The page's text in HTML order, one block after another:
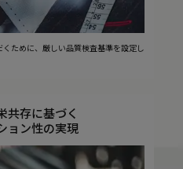
ために、厳しい品質検査基準を設定し
共存に基づく
ョン性の実現